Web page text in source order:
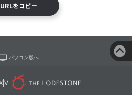
URLをコピー
パソコン版へ